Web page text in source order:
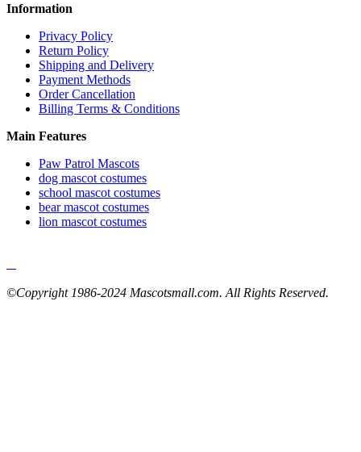
Information
Privacy Policy
Return Policy
Shipping and Delivery
Payment Methods
Order Cancellation
Billing Terms & Conditions
Main Features
Paw Patrol Mascots
dog mascot costumes
school mascot costumes
bear mascot costumes
lion mascot costumes
©Copyright 1986-2024 Mascotsmall.com. All Rights Reserved.